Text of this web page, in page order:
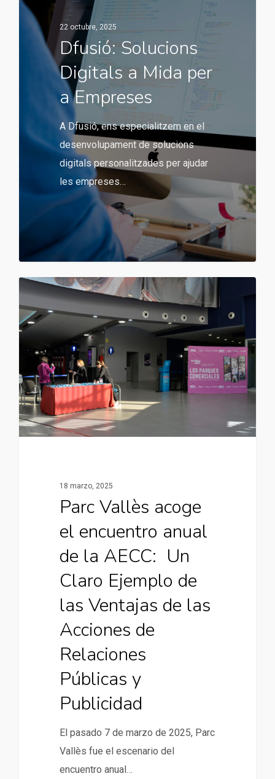
22 octubre, 2025
Dfusió: Solucions
Digitals a Mida per
a Empreses
A Dfusió, ens especialitzem en el
desenvolupament de solucions
digitals personalitzades per ajudar
les empreses…
18 marzo, 2025
Parc Vallès acoge
el encuentro anual
de la AECC: Un
Claro Ejemplo de
las Ventajas de las
Acciones de
Relaciones
Públicas y
Publicidad
El pasado 7 de marzo de 2025, Parc
Vallès fue el escenario del
encuentro anual…